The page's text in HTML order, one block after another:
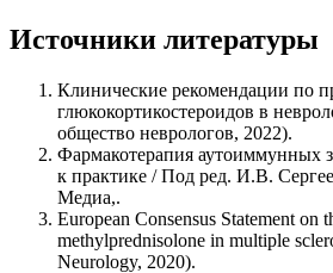
Источники литературы
Клинические рекомендации по
глюкокортикостероидов в
общество неврологов, 2022).
Фармакотерапия аутоиммунных
к практике / Под ред. И.В.
Медиа,.
European Consensus Statement on
methylprednisolone in multiple
Neurology, 2020).